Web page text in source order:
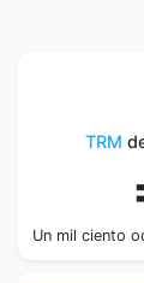
TRM
Un mil ciento